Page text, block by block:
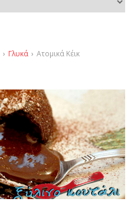
› Γλυκά › Ατομικά Κέικ